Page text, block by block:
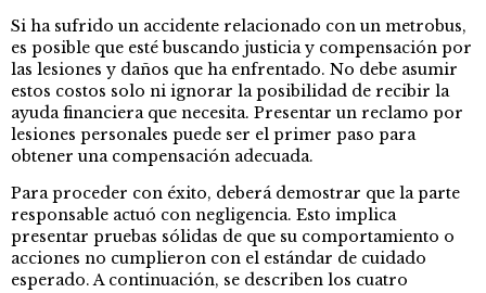
Si ha sufrido un accidente relacionado con un metrobus,
es posible que esté buscando justicia y compensación por
las lesiones y daños que ha enfrentado. No debe asumir
estos costos solo ni ignorar la posibilidad de recibir la
ayuda financiera que necesita. Presentar un reclamo por
lesiones personales puede ser el primer paso para
obtener una compensación adecuada.
Para proceder con éxito, deberá demostrar que la parte
responsable actuó con negligencia. Esto implica
presentar pruebas sólidas de que su comportamiento o
acciones no cumplieron con el estándar de cuidado
esperado. A continuación, se describen los cuatro